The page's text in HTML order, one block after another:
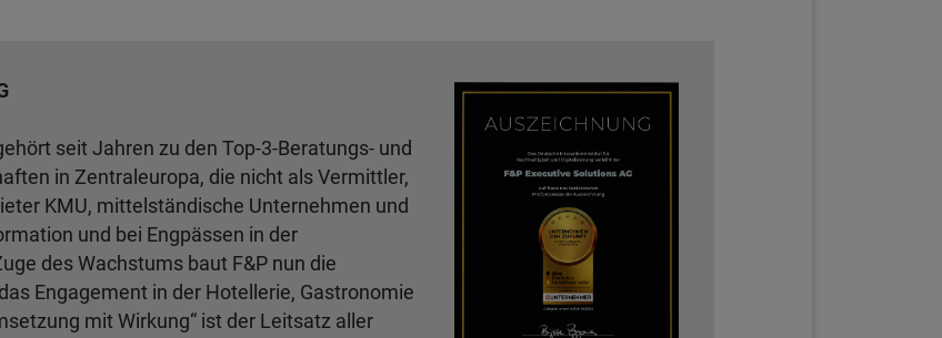
seit Jahren zu den Top-3-Beratungs- und
in Zentraleuropa, die nicht als Vermittler,
KMU, mittelständische Unternehmen und
und bei Engpässen in der
des Wachstums baut F&P nun die
Engagement in der Hotellerie, Gastronomie
mit Wirkung“ ist der Leitsatz aller